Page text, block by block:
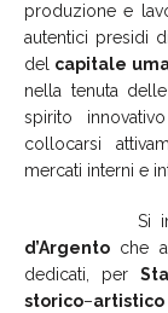
produzione e
autentici presidi
del capitale
nella tenuta
spirito
collocarsi
mercati interni e
Si
d’Argento che
dedicati, per
storico–